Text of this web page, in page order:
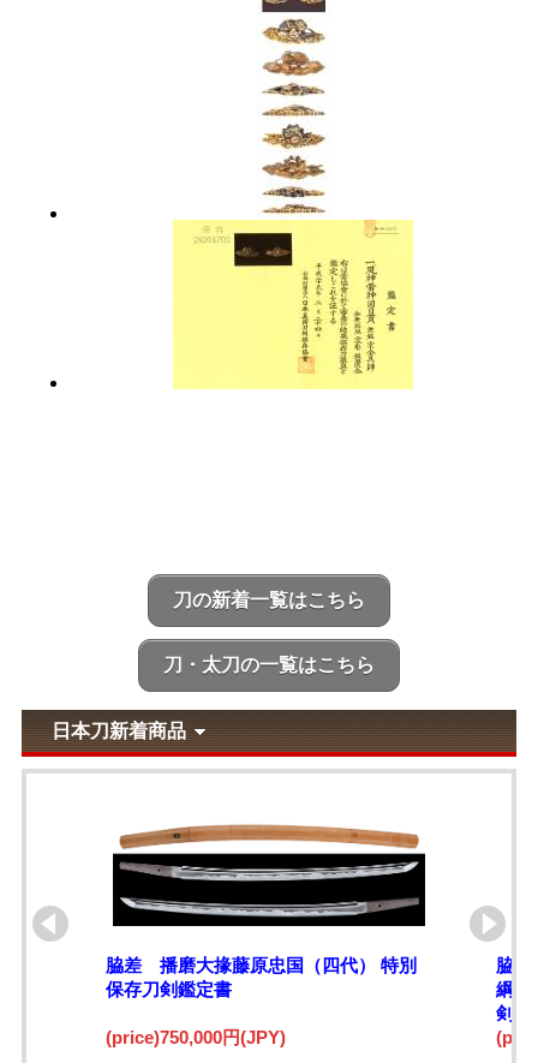
刀の新着一覧はこちら
刀・太刀の一覧はこちら
日本刀新着商品
脇差 播磨大掾藤原忠国（四代） 特別
保存刀剣鑑定書
(price)750,000円(JPY)
脇
綱)
剣